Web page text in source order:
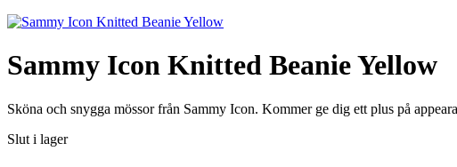
Sammy Icon Knitted Beanie Yellow
Sköna och snygga mössor från Sammy Icon. Kommer ge dig ett plus på
Slut i lager